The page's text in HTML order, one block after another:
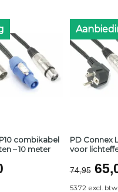
combikabel
– 10 meter
Huidige
PD Connex
voor
74,95
prijs
53.72 excl. btw